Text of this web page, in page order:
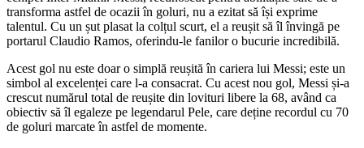
transforma astfel de ocazii în goluri, nu a ezitat să își exprime
talentul. Cu un șut plasat la colțul scurt, el a reușit să îl învingă pe
portarul Claudio Ramos, oferindu-le fanilor o bucurie incredibilă.
Acest gol nu este doar o simplă reușită în cariera lui Messi; este un
simbol al excelenței care l-a consacrat. Cu acest nou gol, Messi și-a
crescut numărul total de reușite din lovituri libere la 68, având ca
obiectiv să îl egaleze pe legendarul Pele, care deține recordul cu 70
de goluri marcate în astfel de momente.